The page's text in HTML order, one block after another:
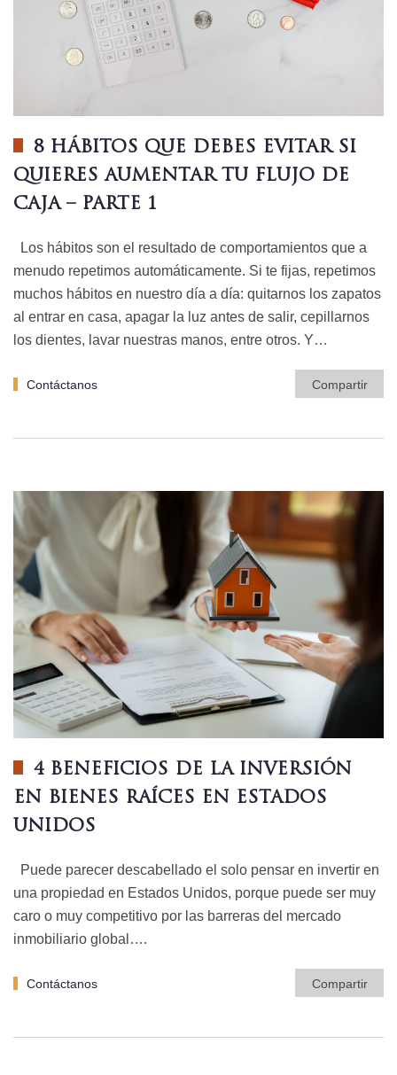
8 HÁBITOS QUE DEBES EVITAR SI
QUIERES AUMENTAR TU FLUJO DE
CAJA – PARTE 1
Los hábitos son el resultado de comportamientos que a
menudo repetimos automáticamente. Si te fijas, repetimos
muchos hábitos en nuestro día a día: quitarnos los zapatos
al entrar en casa, apagar la luz antes de salir, cepillarnos
los dientes, lavar nuestras manos, entre otros. Y…
Contáctanos Compartir
4 BENEFICIOS DE LA INVERSIÓN
EN BIENES RAÍCES EN ESTADOS
UNIDOS
Puede parecer descabellado el solo pensar en invertir en
una propiedad en Estados Unidos, porque puede ser muy
caro o muy competitivo por las barreras del mercado
inmobiliario global….
Contáctanos Compartir